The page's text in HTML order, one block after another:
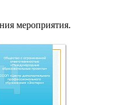
мероприятия.